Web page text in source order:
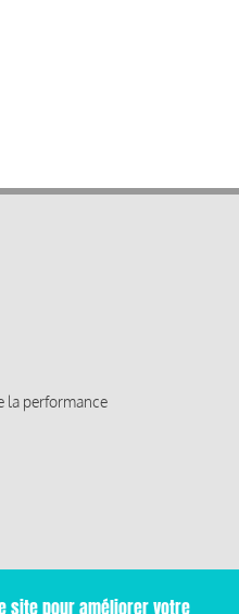
la performance
site pour améliorer votre